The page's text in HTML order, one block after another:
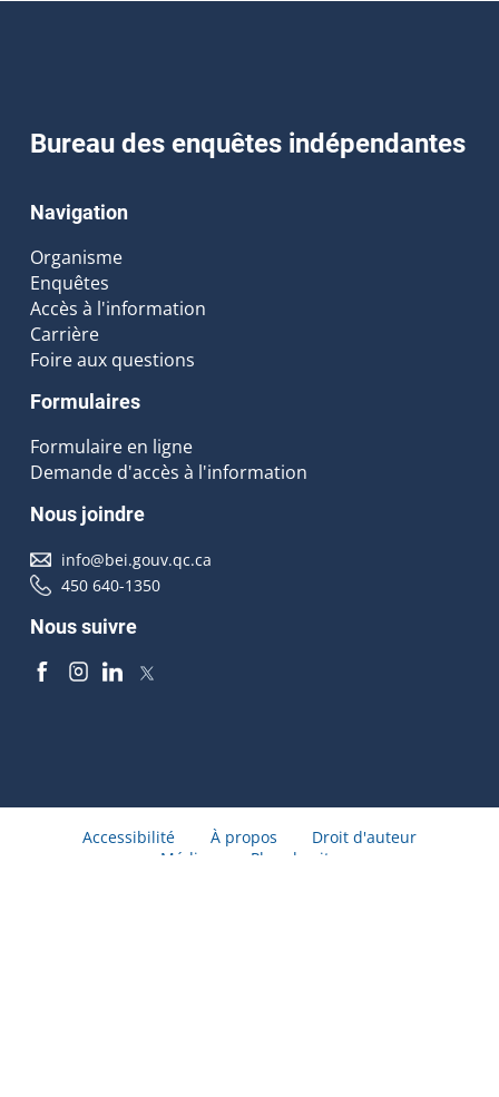
Bureau des enquêtes indépendantes
Navigation
Organisme
Enquêtes
Accès à l'information
Carrière
Foire aux questions
Formulaires
Formulaire en ligne
Demande d'accès à l'information
Nous joindre
info@bei.gouv.qc.ca
450 640-1350
Nous suivre
Accessibilité À propos
Droit d'auteur
Médias
Plan du site